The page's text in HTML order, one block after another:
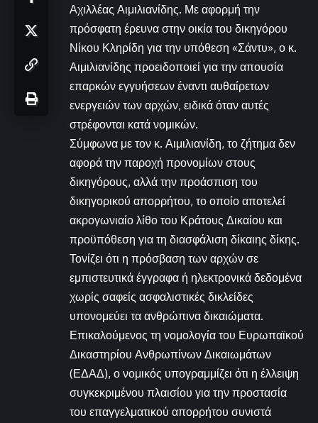
Αχιλλέας Αιμιλιανίδης. Με αφορμή την
πρόσφατη έρευνα στην οικία του δικηγόρου
Νίκου Κληρίδη για την υπόθεση «Σάντυ», ο κ.
Αιμιλιανίδης προειδοποιεί για την απουσία
επαρκών εγγυήσεων έναντι αυθαίρετων
ενεργειών των αρχών, ειδικά όταν αυτές
στρέφονται κατά νομικών.
Σύμφωνα με τον κ. Αιμιλιανίδη, το ζήτημα δεν
αφορά την παροχή προνομίων στους
δικηγόρους, αλλά την προάσπιση του
δικηγορικού απορρήτου, το οποίο αποτελεί
ακρογωνιαίο λίθο του Κράτους Δικαίου και
προϋπόθεση για τη διασφάλιση δίκαιης δίκης.
Τονίζει ότι η πρόσβαση των αρχών σε
εμπιστευτικά έγγραφα ή ηλεκτρονικά δεδομένα
χωρίς σαφείς ασφαλιστικές δικλείδες
υπονομεύει τα ανθρώπινα δικαιώματα.
Επικαλούμενος τη νομολογία του Ευρωπαϊκού
Δικαστηρίου Ανθρωπίνων Δικαιωμάτων
(ΕΔΑΔ), ο νομικός υπογραμμίζει ότι η έλλειψη
συγκεκριμένου πλαισίου για την προστασία
του επαγγελματικού απορρήτου συνιστά